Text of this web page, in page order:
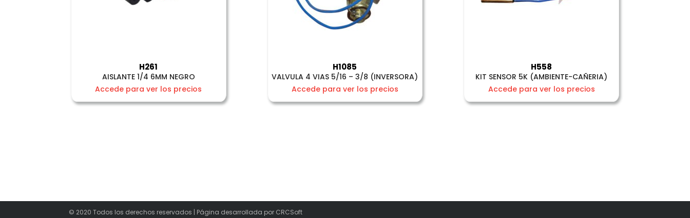
H261
AISLANTE 1/4 6MM NEGRO
Accede para ver los precios
H1085
VALVULA 4 VIAS 5/16 – 3/8 (INVERSORA)
Accede para ver los precios
H558
KIT SENSOR 5K (AMBIENTE-CAÑERIA)
Accede para ver los precios
© 2020 Todos los derechos reservados | Página desarrollada por CRCSoft